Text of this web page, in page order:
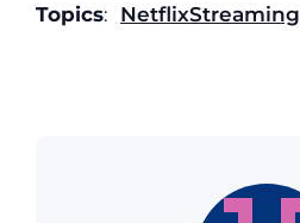
Topics: NetflixStreaming